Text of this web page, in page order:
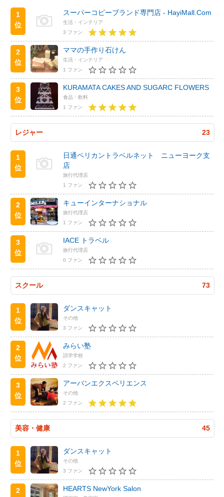
1
位
スーパーコピーブランド専門店 - HayiMall.Com
生活・インテリア
3 ファン
2
位
ママの手作り石けん
生活・インテリア
1 ファン
3
位
KURAMATA CAKES AND SUGARC FLOWERS
食品・飲料
1 ファン
レジャー 23
1
位
日通ペリカントラベルネット ニューヨーク支
店
旅行代理店
1 ファン
2
位
キューインターナショナル
旅行代理店
1 ファン
3
位
IACE トラベル
旅行代理店
0 ファン
スクール 73
1
位
ダンスキャット
その他
3 ファン
2
位
みらい塾
語学学校
2 ファン
3
位
アーバンエクスペリエンス
その他
2 ファン
美容・健康 45
1
位
ダンスキャット
その他
3 ファン
2
HEARTS NewYork Salon